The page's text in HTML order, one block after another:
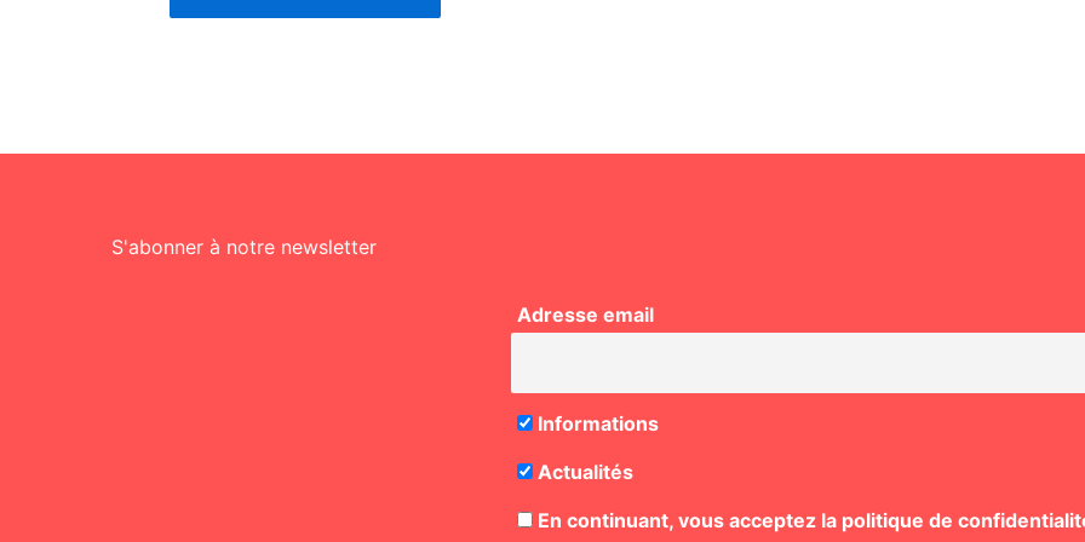
S'abonner à notre newsletter
Adresse email
Informations
Actualités
En continuant, vous acceptez la politique de